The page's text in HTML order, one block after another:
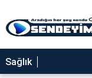
SAĞLIK
NEDİR
Sağlık